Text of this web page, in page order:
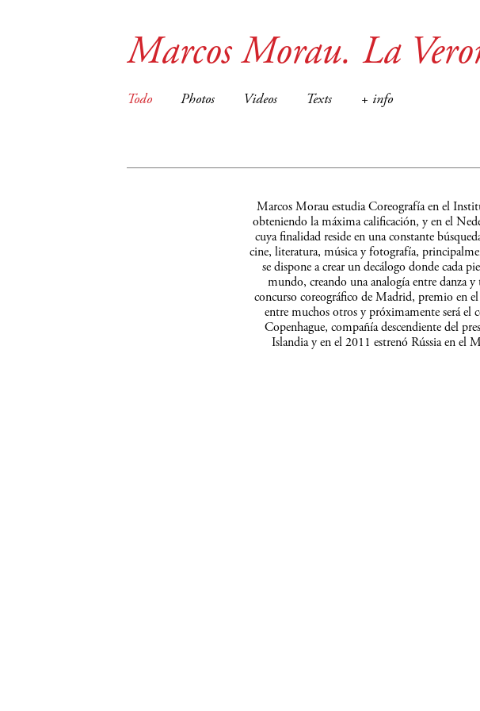
Marcos Morau. La
Todo Photos Videos Texts + info
Marcos Morau estudia Coreografía en el
obteniendo la máxima calificación, y en el
cuya finalidad reside en una constante
cine, literatura, música y fotografía,
se dispone a crear un decálogo donde cada
mundo, creando una analogía entre danza
concurso coreográfico de Madrid, premio en
entre muchos otros y próximamente será el
Copenhague, compañía descendiente del
Islandia y en el 2011 estrenó Rússia en el